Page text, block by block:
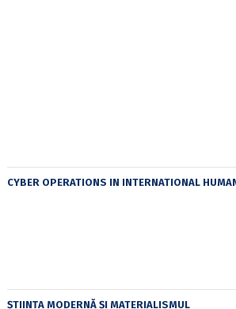
CYBER OPERATIONS IN INTERNATIONAL
ȘTIINȚA MODERNĂ ȘI MATERIALISMUL